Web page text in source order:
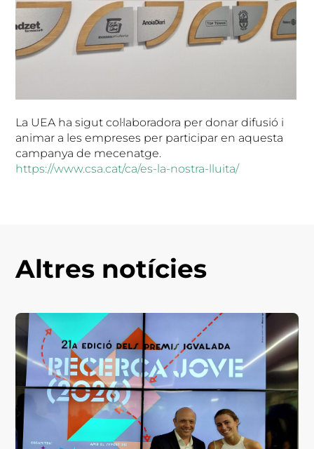
La UEA ha sigut col·laboradora per donar difusió i
animar a les empreses per participar en aquesta
campanya de mecenatge.
https://www.csa.cat/ca/es-la-nostra-lluita/
Altres notícies